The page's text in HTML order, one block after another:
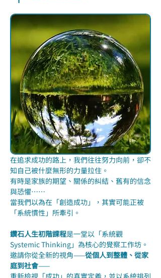
在追求成功的路上，我們往往努力向前，卻不
知自己被什麼無形的力量拉住。
有時是家族的期望、關係的糾結、舊有的信念
與恐懼……
當我們以為在「創造成功」，其實可能正被
「系統慣性」所牽引。
鑽石人生初階課程是一堂以「系統觀
Systemic Thinking」為核心的覺察工作坊。
邀請你從全新的視角——從個人到整體、從家
庭到社會——
重新檢視「成功」的真實定義，並以系統排列